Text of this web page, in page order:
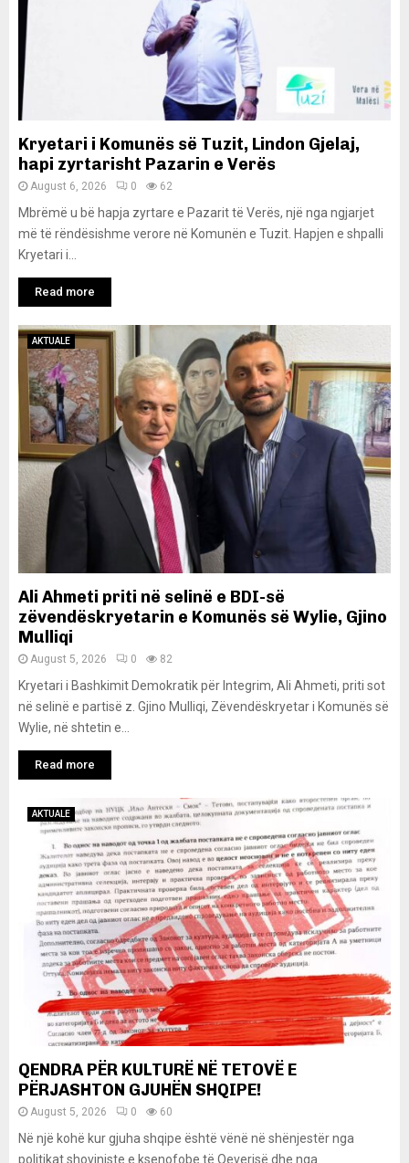
Kryetari i Komunës së Tuzit, Lindon Gjelaj,
hapi zyrtarisht Pazarin e Verës
August 6, 2026 0 62
Mbrëmë u bë hapja zyrtare e Pazarit të Verës, një nga ngjarjet
më të rëndësishme verore në Komunën e Tuzit. Hapjen e shpalli
Kryetari i...
Read more
AKTUALE
Ali Ahmeti priti në selinë e BDI-së
zëvendëskryetarin e Komunës së Wylie, Gjino
Mulliqi
August 5, 2026 0 82
Kryetari i Bashkimit Demokratik për Integrim, Ali Ahmeti, priti sot
në selinë e partisë z. Gjino Mulliqi, Zëvendëskryetar i Komunës së
Wylie, në shtetin e...
Read more
AKTUALE
QENDRA PËR KULTURË NË TETOVË E
PËRJASHTON GJUHËN SHQIPE!
August 5, 2026 0 60
Në një kohë kur gjuha shqipe është vënë në shënjestër nga
politikat shoviniste e ksenofobe të Qeverisë dhe nga